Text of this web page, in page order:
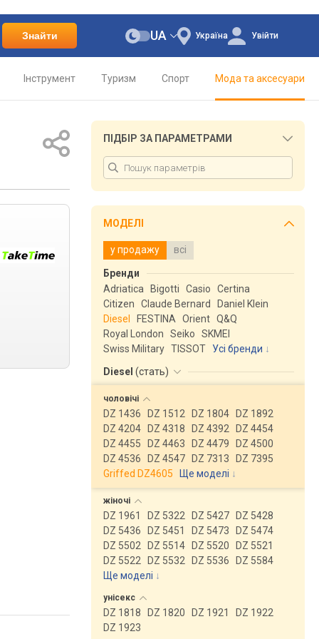
Знайти Україна
UA Увійти
Інструмент Туризм Спорт Мода та аксесуари
ПІДБІР ЗА ПАРАМЕТРАМИ
МОДЕЛІ
у продажу всі
Бренди
Adriatica
Bigotti Casio
Certina
Citizen
Claude Bernard
Daniel Klein
Diesel
FESTINA Orient Q&Q
Royal London
Seiko
SKMEI
Swiss Military TISSOT
Усі бренди
Diesel (стать)
чоловічі
DZ 1436 DZ 1512 DZ 1804
DZ 1892
DZ 4204
DZ 4318 DZ 4392
DZ 4454
DZ 4455
DZ 4463 DZ 4479
DZ 4500
DZ 4536
DZ 4547 DZ 7313
DZ 7395
Griffed DZ4605
Ще моделі ↓
жіночі
DZ 1961 DZ 5322 DZ 5427
DZ 5428
DZ 5436
DZ 5451 DZ 5473
DZ 5474
DZ 5502
DZ 5514 DZ 5520
DZ 5521
DZ 5522
DZ 5532 DZ 5536
DZ 5584
Ще моделі ↓
унісекс
DZ 1818 DZ 1820 DZ 1921
DZ 1922
DZ 1923